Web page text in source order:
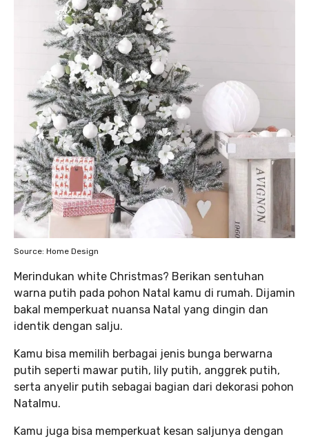
Source: Home Design
Merindukan white Christmas? Berikan sentuhan
warna putih pada pohon Natal kamu di rumah. Dijamin
bakal memperkuat nuansa Natal yang dingin dan
identik dengan salju.
Kamu bisa memilih berbagai jenis bunga berwarna
putih seperti mawar putih, lily putih, anggrek putih,
serta anyelir putih sebagai bagian dari dekorasi pohon
Natalmu.
Kamu juga bisa memperkuat kesan saljunya dengan